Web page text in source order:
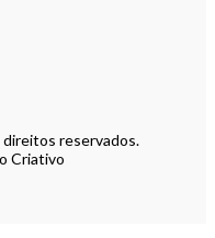
reservados.
Criativo